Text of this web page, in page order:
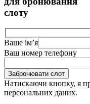
слоту
Ваше імʼя
Ваш номер телефону
Забронювати слот
Натискаючи кнопку, я
персональних даних.